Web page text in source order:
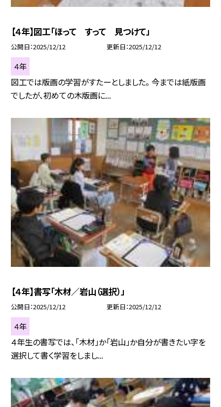
【４年】図工「ほって すって 見つけて」
公開日 2025/12/12 更新日 2025/12/12
４年
図工では版画の学習がすたーとしました。 今までは紙版画
でしたが、初めての木版画に...
【４年】書写「木材／岩山（選択）」
公開日 2025/12/12 更新日 2025/12/12
４年
４年生の書写では、「木材」か「岩山」か自分が書きたい字を
選択して書く学習をしまし...